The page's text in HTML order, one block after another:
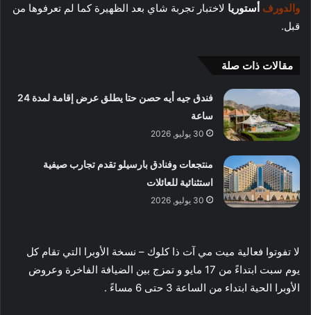
والدورف أستوريا لاختبار تجربة شاي بعد الظهيرة كما لم تعرفوها من
قبل.
مقالات ذات صلة
فندق جيه أيه حصن حتا يطلق عرض إقامة لمدة 24
ساعة
30 يوليو, 2026
منتجعات وفنادق بارسيلو تقدم تجارب صيفية
استثنائية للعائلات
30 يوليو, 2026
لا تفوتوا فعالية ميت مي آت ذا كلوك – نسخة الأوبرا التي تقام كل
يوم سبت ابتداءً من 17 مايو و تمزج بين الضيافة الفاخرة وعروض
الأوبرا الحية ابتداء من الساعة 3 حتى 6 مساءً .